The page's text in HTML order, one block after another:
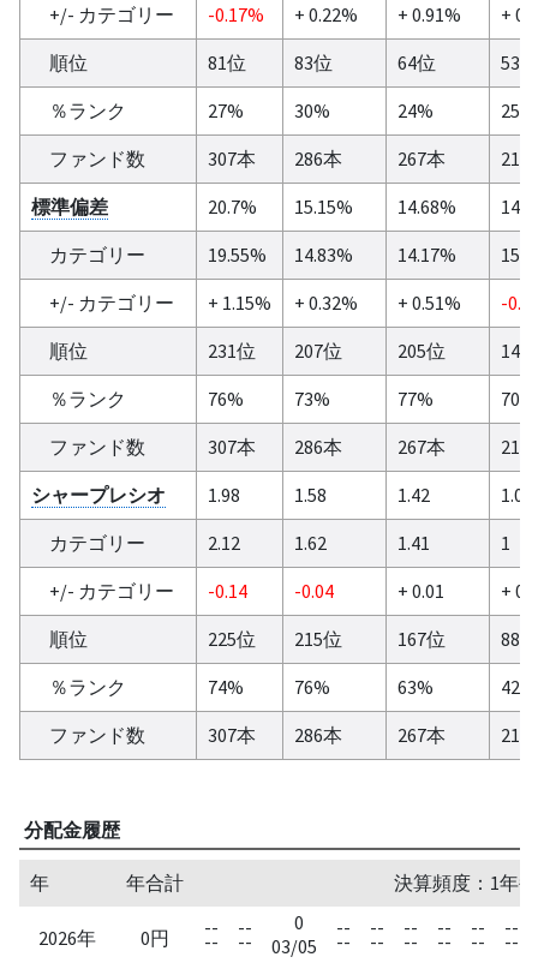
+/- カテゴリー
-0.17% + 0.22% + 0.91%
+
順位
81位 83位 64位
53位
％ランク
27% 30% 24%
25%
ファンド数
307本 286本 267本
214
標準偏差
20.7% 15.15% 14.68%
カテゴリー
19.55% 14.83% 14.17%
15%
+/- カテゴリー
+ 1.15% + 0.32% + 0.51%
-
順位
231位 207位 205位
148
％ランク
76% 73% 77%
70%
ファンド数
307本 286本 267本
214
シャープレシオ
1.98 1.58 1.42
1.03
カテゴリー
2.12 1.62 1.41
1
+/- カテゴリー
-0.14 -0.04 + 0.01
+
順位
225位 215位 167位
88位
％ランク
74% 76% 63%
42%
ファンド数
307本 286本 267本 214
分配金履歴
年 年合計 決算頻度：1年
2026年 0円 --
--
--
--
0
03/05
--
--
--
--
--
--
--
--
--
--
--
--